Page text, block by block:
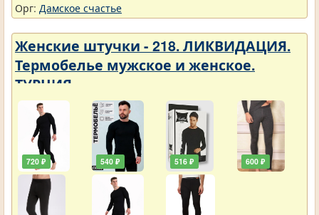
Орг: Дамское счастье
Женские штучки - 218. ЛИКВИДАЦИЯ.
Термобелье мужское и женское.
ТУРЦИЯ
720 ₽ 540 ₽ 516 ₽ 600 ₽